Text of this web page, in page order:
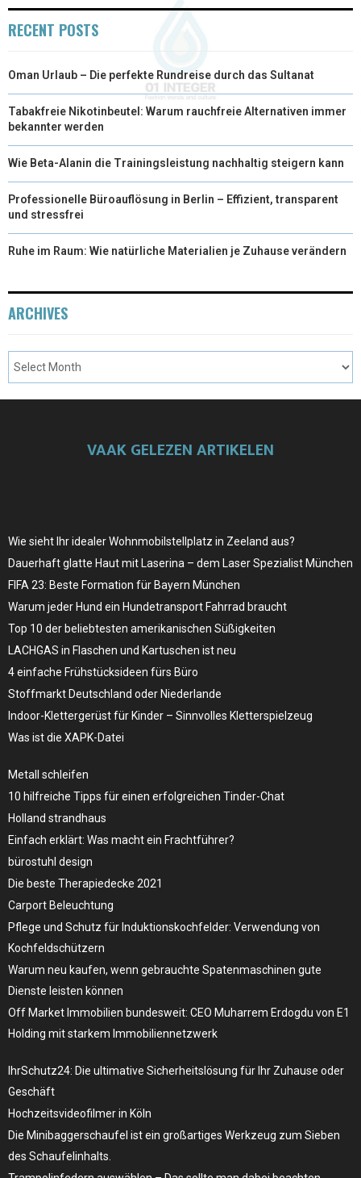
RECENT POSTS
Oman Urlaub – Die perfekte Rundreise durch das Sultanat
Tabakfreie Nikotinbeutel: Warum rauchfreie Alternativen immer
bekannter werden
Wie Beta-Alanin die Trainingsleistung nachhaltig steigern kann
Professionelle Büroauflösung in Berlin – Effizient, transparent
und stressfrei
Ruhe im Raum: Wie natürliche Materialien je Zuhause verändern
ARCHIVES
VAAK GELEZEN ARTIKELEN
Wie sieht Ihr idealer Wohnmobilstellplatz in Zeeland aus?
Dauerhaft glatte Haut mit Laserina – dem Laser Spezialist München
FIFA 23: Beste Formation für Bayern München
Warum jeder Hund ein Hundetransport Fahrrad braucht
Top 10 der beliebtesten amerikanischen Süßigkeiten
LACHGAS in Flaschen und Kartuschen ist neu
4 einfache Frühstücksideen fürs Büro
Stoffmarkt Deutschland oder Niederlande
Indoor-Klettergerüst für Kinder – Sinnvolles Kletterspielzeug
Was ist die XAPK-Datei
Metall schleifen
10 hilfreiche Tipps für einen erfolgreichen Tinder-Chat
Holland strandhaus
Einfach erklärt: Was macht ein Frachtführer?
bürostuhl design
Die beste Therapiedecke 2021
Carport Beleuchtung
Pflege und Schutz für Induktionskochfelder: Verwendung von
Kochfeldschützern
Warum neu kaufen, wenn gebrauchte Spatenmaschinen gute
Dienste leisten können
Off Market Immobilien bundesweit: CEO Muharrem Erdogdu von E1
Holding mit starkem Immobiliennetzwerk
IhrSchutz24: Die ultimative Sicherheitslösung für Ihr Zuhause oder
Geschäft
Hochzeitsvideofilmer in Köln
Die Minibaggerschaufel ist ein großartiges Werkzeug zum Sieben
des Schaufelinhalts.